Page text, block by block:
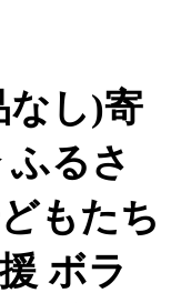
なし)寄
るさ
もたち
ボラ